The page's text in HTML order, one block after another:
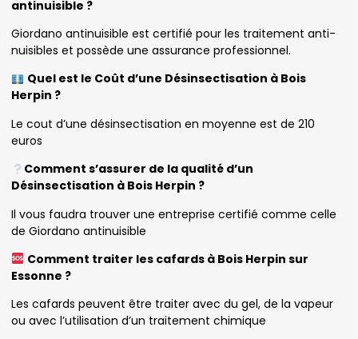
antinuisible ?
Giordano antinuisible est certifié pour les traitement anti-
nuisibles et possède une assurance professionnel.
Quel est le Coût d’une Désinsectisation à Bois
Herpin ?
Le cout d’une désinsectisation en moyenne est de 210
euros
Comment s’assurer de la qualité d’un
Désinsectisation à Bois Herpin ?
Il vous faudra trouver une entreprise certifié comme celle
de Giordano antinuisible
Comment traiter les cafards à Bois Herpin sur
Essonne ?
Les cafards peuvent être traiter avec du gel, de la vapeur
ou avec l’utilisation d’un traitement chimique